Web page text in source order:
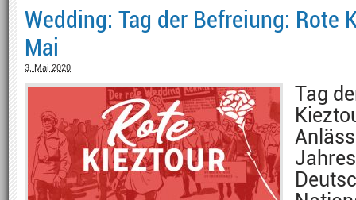
Wedding: Tag der Befreiung: Rote
Mai
3. Mai 2020
Tag